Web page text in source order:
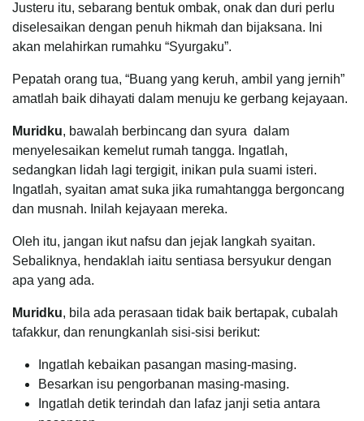
Justeru itu, sebarang bentuk ombak, onak dan duri perlu
diselesaikan dengan penuh hikmah dan bijaksana. Ini
akan melahirkan rumahku “Syurgaku”.
Pepatah orang tua, “Buang yang keruh, ambil yang jernih”
amatlah baik dihayati dalam menuju ke gerbang kejayaan.
Muridku, bawalah berbincang dan syura dalam
menyelesaikan kemelut rumah tangga. Ingatlah,
sedangkan lidah lagi tergigit, inikan pula suami isteri.
Ingatlah, syaitan amat suka jika rumahtangga bergoncang
dan musnah. Inilah kejayaan mereka.
Oleh itu, jangan ikut nafsu dan jejak langkah syaitan.
Sebaliknya, hendaklah iaitu sentiasa bersyukur dengan
apa yang ada.
Muridku, bila ada perasaan tidak baik bertapak, cubalah
tafakkur, dan renungkanlah sisi-sisi berikut:
Ingatlah kebaikan pasangan masing-masing.
Besarkan isu pengorbanan masing-masing.
Ingatlah detik terindah dan lafaz janji setia antara